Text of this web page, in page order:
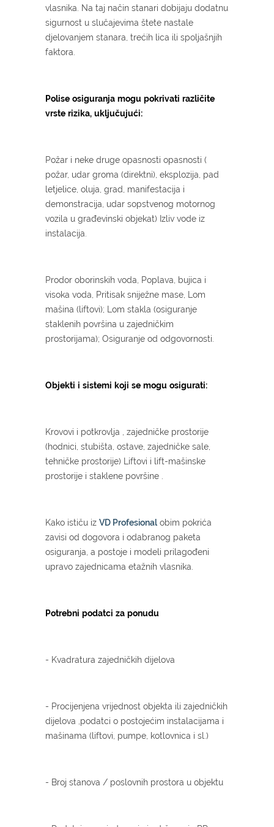
vlasnika. Na taj način stanari dobijaju dodatnu
sigurnost u slučajevima štete nastale
djelovanjem stanara, trećih lica ili spoljašnjih
faktora.
Polise osiguranja mogu pokrivati različite
vrste rizika, uključujući:
Požar i neke druge opasnosti opasnosti (
požar, udar groma (direktni), eksplozija, pad
letjelice, oluja, grad, manifestacija i
demonstracija, udar sopstvenog motornog
vozila u građevinski objekat) Izliv vode iz
instalacija.
Prodor oborinskih voda, Poplava, bujica i
visoka voda, Pritisak sniježne mase, Lom
mašina (liftovi); Lom stakla (osiguranje
staklenih površina u zajedničkim
prostorijama); Osiguranje od odgovornosti.
Objekti i sistemi koji se mogu osigurati:
Krovovi i potkrovlja , zajedničke prostorije
(hodnici, stubišta, ostave, zajedničke sale,
tehničke prostorije) Liftovi i lift-mašinske
prostorije i staklene površine .
Kako ističu iz VD Profesionalobim pokrića
zavisi od dogovora i odabranog paketa
osiguranja, a postoje i modeli prilagođeni
upravo zajednicama etažnih vlasnika.
Potrebni podatci za ponudu
- Kvadratura zajedničkih dijelova
- Procijenjena vrijednost objekta ili zajedničkih
dijelova ,podatci o postojećim instalacijama i
mašinama (liftovi, pumpe, kotlovnica i sl.)
- Broj stanova / poslovnih prostora u objektu